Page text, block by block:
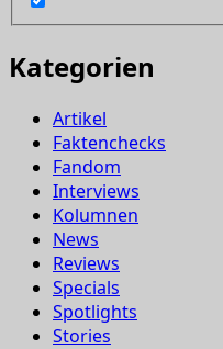
Kategorien
Artikel
Faktenchecks
Fandom
Interviews
Kolumnen
News
Reviews
Specials
Spotlights
Stories